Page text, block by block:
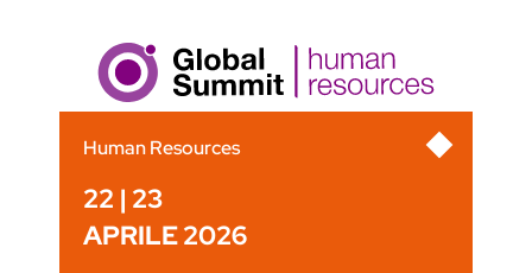
Human Resources
22 | 23
APRILE 2026